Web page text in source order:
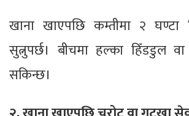
खाना खाएपछि कम्तीमा २ घण्टा
सुत्नुपर्छ। बीचमा हल्का हिँडडुल
सकिन्छ।